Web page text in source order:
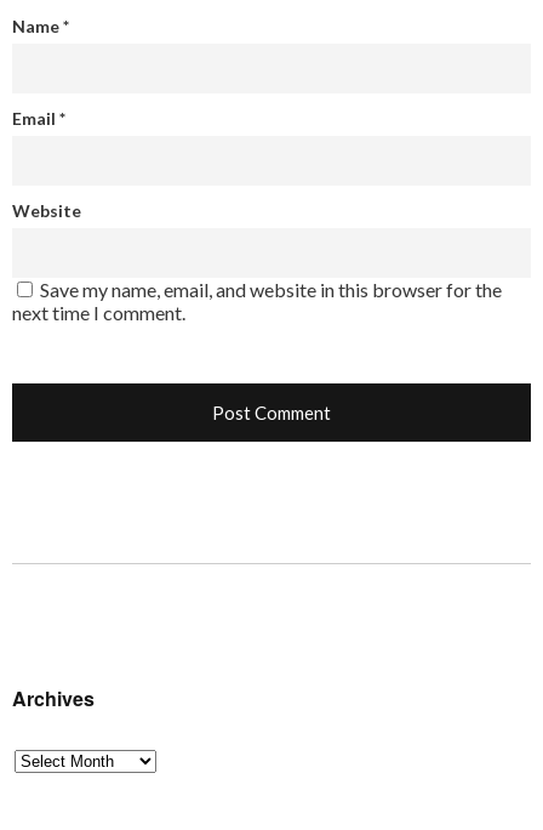
Name*
Email *
Website
Save my name, email, and website in this browser for the
next time I comment.
Archives
Archives